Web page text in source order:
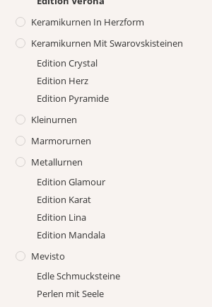
Keramikurnen In Herzform
Keramikurnen Mit Swarovskisteinen
Edition Crystal
Edition Herz
Edition Pyramide
Kleinurnen
Marmorurnen
Metallurnen
Edition Glamour
Edition Karat
Edition Lina
Edition Mandala
Mevisto
Edle Schmucksteine
Perlen mit Seele